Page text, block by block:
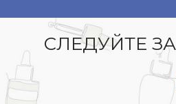
СЛЕДУЙТЕ